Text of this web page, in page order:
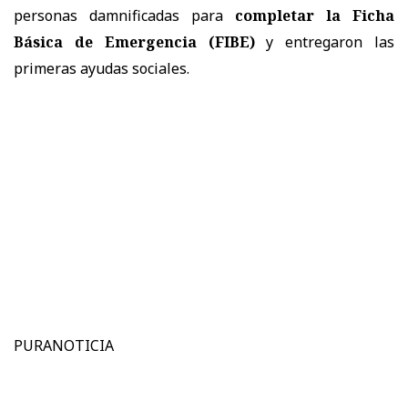
personas damnificadas para completar la Ficha
Básica de Emergencia (FIBE)y entregaron las
primeras ayudas sociales.
PURANOTICIA